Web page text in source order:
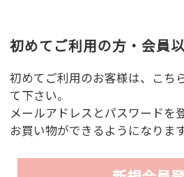
初めてご利用の方・会員
初めてご利用のお客様は、こち
て下さい。
メールアドレスとパスワードを
お買い物ができるようになります